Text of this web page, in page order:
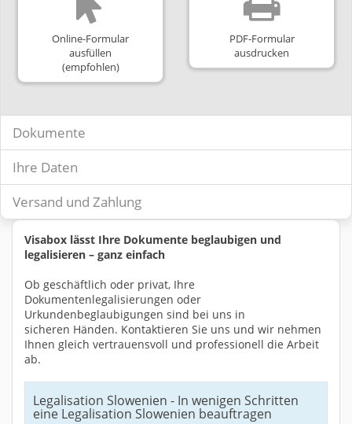
Online-Formular
ausfüllen
(empfohlen)
PDF-Formular
ausdrucken
Dokumente
Ihre Daten
Versand und Zahlung
Visabox lässt Ihre Dokumente beglaubigen und
legalisieren – ganz einfach
Ob geschäftlich oder privat, Ihre
Dokumentenlegalisierungen oder
Urkundenbeglaubigungen sind bei uns in
sicheren Händen. Kontaktieren Sie uns und wir nehmen
Ihnen gleich vertrauensvoll und professionell die Arbeit
ab.
Legalisation Slowenien - In wenigen Schritten
eine Legalisation Slowenien beauftragen